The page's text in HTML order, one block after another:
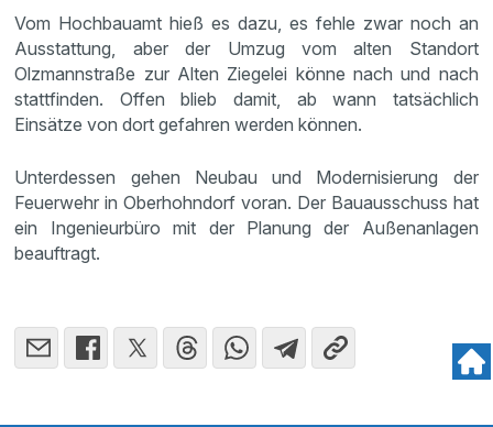
Vom Hochbauamt hieß es dazu, es fehle zwar noch an
Ausstattung, aber der Umzug vom alten Standort
Olzmannstraße zur Alten Ziegelei könne nach und nach
stattfinden. Offen blieb damit, ab wann tatsächlich
Einsätze von dort gefahren werden können.
Unterdessen gehen Neubau und Modernisierung der
Feuerwehr in Oberhohndorf voran. Der Bauausschuss hat
ein Ingenieurbüro mit der Planung der Außenanlagen
beauftragt.